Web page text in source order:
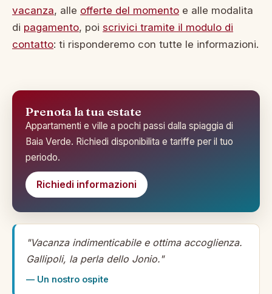
vacanza, alle offerte del momento e alle modalita
di pagamento, poi scrivici tramite il modulo di
contatto: ti risponderemo con tutte le informazioni.
Prenota la tua estate
Appartamenti e ville a pochi passi dalla spiaggia di
Baia Verde. Richiedi disponibilita e tariffe per il tuo
periodo.
Richiedi informazioni
"Vacanza indimenticabile e ottima accoglienza.
Gallipoli, la perla dello Jonio."
— Un nostro ospite